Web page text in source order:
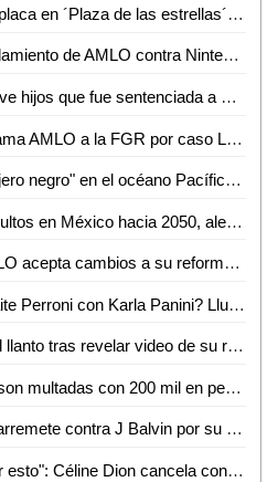
Magda Rodríguez recibe placa en ´Plaza de las estrellas´ en Televisa; así fue el emotivo homenaje
Ola de memes ante señalamiento de AMLO contra Nintendo de promover violencia
La madre soltera con nueve hijos que fue sentenciada a muerte
"Se están tardando", reclama AMLO a la FGR por caso Lozoya
Usuarios descubren "agujero negro" en el océano Pacífico a través de Google Maps
Con obesidad, 90% de adultos en México hacia 2050, alertan
Si conserva esencia, AMLO acepta cambios a su reforma eléctrica
¿Por qué comparan a Maite Perroni con Karla Panini? Lluvia de memes ´inunda´ redes sociales
David Páramo a punto del llanto tras revelar video de su rescate en accidente
Por brujería madre e hija son multadas con 200 mil en pesos en Chiapas
"Soy una loba": Lyn May arremete contra J Balvin por su polémica canción "Perra"; video se hace viral
"Tengo el corazón roto por esto": Céline Dion cancela conciertos tras sufrir ataque de espasmos